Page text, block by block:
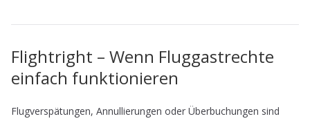
Flightright – Wenn Fluggastrechte
einfach funktionieren
Flugverspätungen, Annullierungen oder Überbuchungen sind